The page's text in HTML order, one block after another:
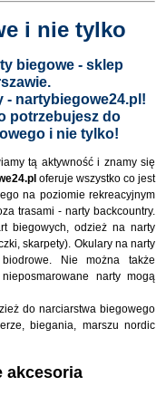
ROWEROWE
i nie tylko
biegowe - sklep
- nartybiegowe24.pl!
potrzebujesz do
i nie tylko!
tą aktywność i znamy się
oferuje wszystko co jest
na poziomie rekreacyjnym
trasami - narty backcountry.
biegowych, odzież na narty
skarpety). Okulary na narty
Nie można także
narty mogą
do narciarstwa biegowego
biegania, marszu nordic
akcesoria